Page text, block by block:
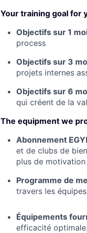
Your training goal for
Objectifs sur 1
process
Objectifs sur 3
projets internes
Objectifs sur 6
qui créent de la
The equipment we
Abonnement
et de clubs de
plus de
Programme de
travers les
Équipements
efficacité optimale.